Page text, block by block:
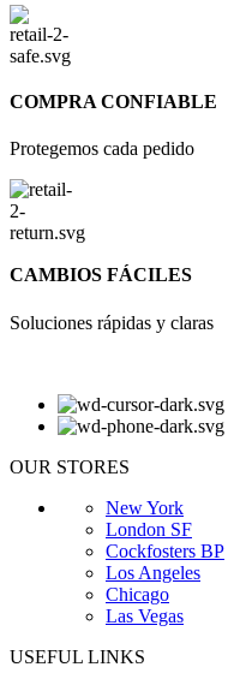
COMPRA CONFIABLE
Protegemos cada pedido
CAMBIOS FÁCILES
Soluciones rápidas y claras
OUR STORES
New York
London SF
Cockfosters BP
Los Angeles
Chicago
Las Vegas
USEFUL LINKS